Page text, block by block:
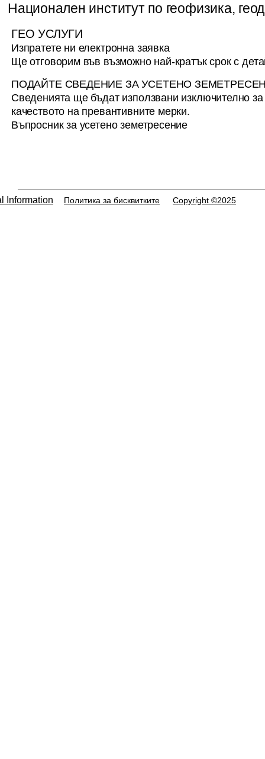
Национален институт по геофизика,
ГЕО УСЛУГИ
Изпратете ни електронна заявка
Ще отговорим във възможно най-кратък срок с
ПОДАЙТЕ СВЕДЕНИЕ ЗА УСЕТЕНО
Сведенията ще бъдат използвани изключително
качеството на превантивните мерки.
Въпросник за усетено земетресение
Information Copyright ©2025
Политика за бисквитките